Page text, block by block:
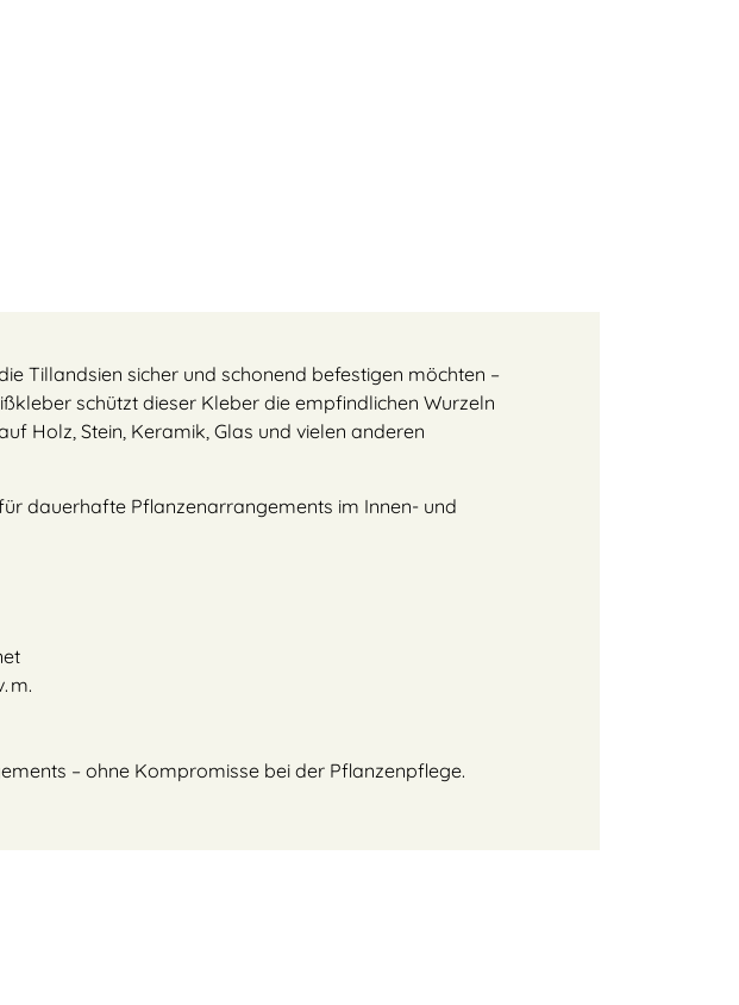
Tillandsien sicher und schonend befestigen möchten –
schützt dieser Kleber die empfindlichen Wurzeln
Holz, Stein, Keramik, Glas und vielen anderen
dauerhafte Pflanzenarrangements im Innen- und
m.
– ohne Kompromisse bei der Pflanzenpflege.